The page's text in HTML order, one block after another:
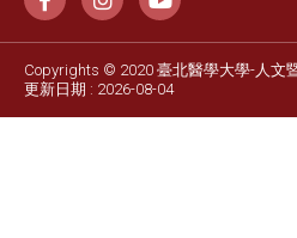
Copyrights © 2020 臺北醫學大學-人文
更新日期 : 2026-08-04